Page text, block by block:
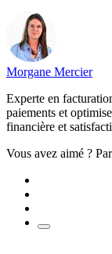
Morgane Mercier
Experte en
paiements et
financière et
Vous avez aimé ?